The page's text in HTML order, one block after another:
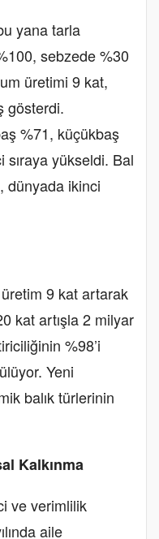
yana tarla
sebzede %30
üretimi 9 kat,
gösterdi.
%71, küçükbaş
sıraya yükseldi. Bal
dünyada ikinci
9 kat artarak
kat artışla 2 milyar
%98’i
Yeni
balık türlerinin
Kalkınma
ve verimlilik
aile